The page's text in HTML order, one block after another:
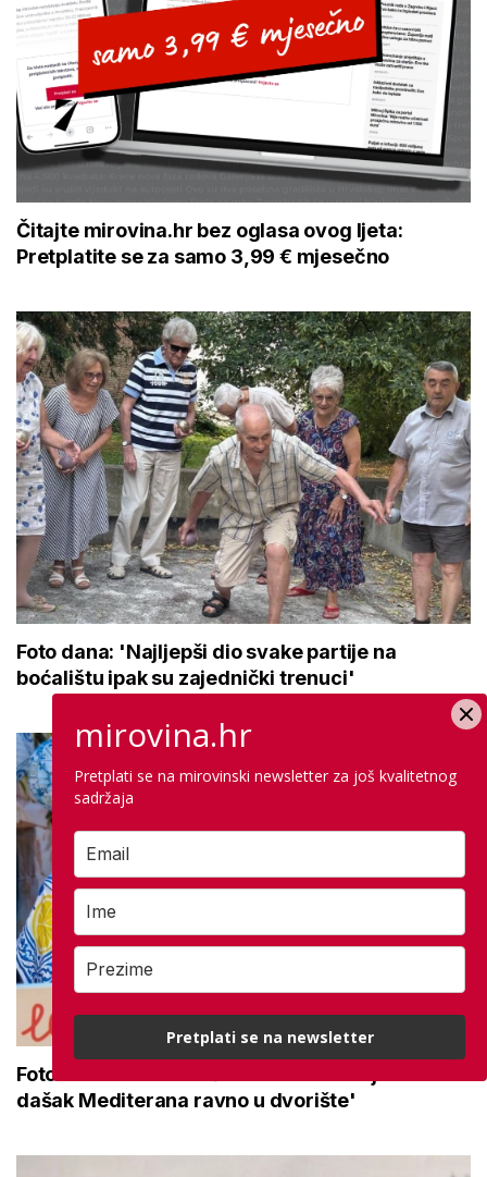
Čitajte mirovina.hr bez oglasa ovog ljeta:
Pretplatite se za samo 3,99 € mjesečno
Foto dana: 'Najljepši dio svake partije na
boćalištu ipak su zajednički trenuci'
Foto dana: 'Uz domaću limunadu donijeli smo
dašak Mediterana ravno u dvorište'
mirovina.hr
Pretplati se na mirovinski newsletter za još kvalitetnog
sadržaja
Pretplati se na newsletter